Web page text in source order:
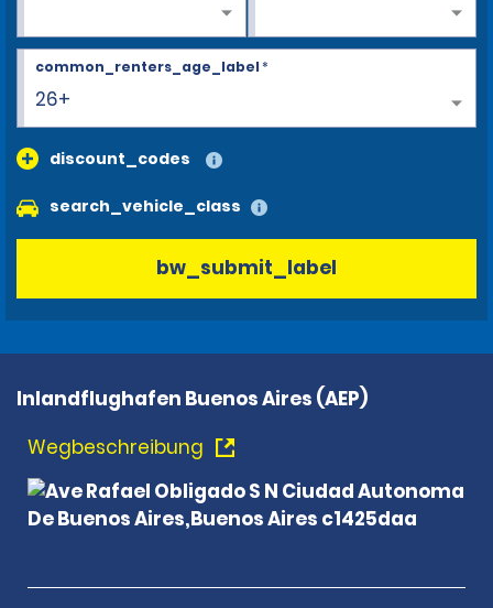
26+
common_renters_age_label*
discount_codes
search_vehicle_class
bw_submit_label
Inlandflughafen Buenos Aires (AEP)
Wegbeschreibung